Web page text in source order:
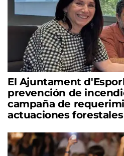
El Ajuntament
prevención de
campaña de
actuaciones forestales